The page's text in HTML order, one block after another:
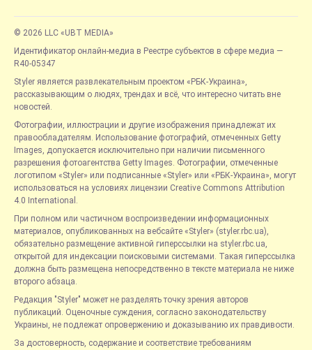
© 2026 LLC «UBT MEDIA»
Идентификатор онлайн-медиа в Реестре субъектов в сфере медиа —
R40-05347
Styler является развлекательным проектом «РБК-Украина»,
рассказывающим о людях, трендах и всё, что интересно читать вне
новостей.
Фотографии, иллюстрации и другие изображения принадлежат их
правообладателям. Использование фотографий, отмеченных Getty
Images, допускается исключительно при наличии письменного
разрешения фотоагентства Getty Images. Фотографии, отмеченные
логотипом «Styler» или подписанные «Styler» или «РБК-Украина», могут
использоваться на условиях лицензии Creative Commons Attribution
4.0 International.
При полном или частичном воспроизведении информационных
материалов, опубликованных на вебсайте «Styler» (styler.rbc.ua),
обязательно размещение активной гиперссылки на styler.rbc.ua,
открытой для индексации поисковыми системами. Такая гиперссылка
должна быть размещена непосредственно в тексте материала не ниже
второго абзаца.
Редакция "Styler" может не разделять точку зрения авторов
публикаций. Оценочные суждения, согласно законодательству
Украины, не подлежат опровержению и доказыванию их правдивости.
За достоверность, содержание и соответствие требованиям